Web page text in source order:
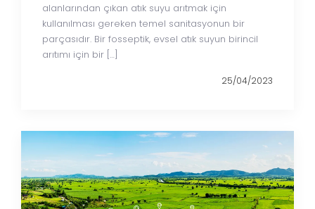
alanlarından çıkan atık suyu arıtmak için
kullanılması gereken temel sanitasyonun bir
parçasıdır. Bir fosseptik, evsel atık suyun birincil
arıtımı için bir […]
25/04/2023